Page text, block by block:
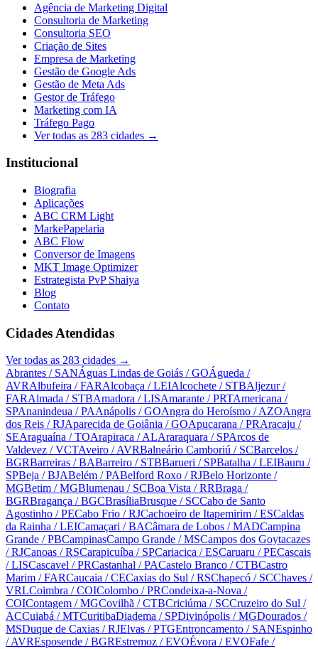
Agência de Marketing Digital
Consultoria de Marketing
Consultoria SEO
Criação de Sites
Empresa de Marketing
Gestão de Google Ads
Gestão de Meta Ads
Gestor de Tráfego
Marketing com IA
Tráfego Pago
Ver todas as 283 cidades →
Institucional
Biografia
Aplicações
ABC CRM Light
MarkePapelaria
ABC Flow
Conversor de Imagens
MKT Image Optimizer
Estrategista PvP Shaiya
Blog
Contato
Cidades Atendidas
Ver todas as 283 cidades →
Abrantes / SANÁguas Lindas de Goiás / GOÁgueda /
AVRAlbufeira / FARAlcobaça / LEIAlcochete / STBAljezur/
FARAlmada / STBAmadora / LISAmarante / PRTAmericana /
SPAnanindeua / PAAnápolis / GOAngra do Heroísmo / AZOAngra
dos Reis / RJAparecida de Goiânia / GOApucarana / PRAracaju /
SEAraguaína / TOArapiraca / ALAraraquara / SPArcos de
Valdevez / VCTAveiro / AVRBalneário Camboriú / SCBarcelos /
BGRBarreiras / BABarreiro / STBBarueri / SPBatalha / LEIBauru /
SPBeja / BJABelém / PABelford Roxo / RJBelo Horizonte /
MGBetim / MGBlumenau / SCBoa Vista / RRBraga /
BGRBragança / BGCBrasíliaBrusque / SCCabo de Santo
Agostinho / PECabo Frio / RJCachoeiro de Itapemirim / ESCaldas
da Rainha / LEICamaçari / BACâmara de Lobos / MADCampina
Grande / PBCampinasCampo Grande / MSCampos dos Goytacazes
/ RJCanoas / RSCarapicuíba / SPCariacica / ESCaruaru / PECascais
/ LISCascavel / PRCastanhal / PACastelo Branco / CTBCastro
Marim / FARCaucaia / CECaxias do Sul / RSChapecó / SCChaves /
VRLCoimbra / COIColombo / PRCondeixa-a-Nova /
COIContagem / MGCovilhã / CTBCriciúma / SCCruzeiro do Sul /
ACCuiabá / MTCuritibaDiadema / SPDivinópolis / MGDourados /
MSDuque de Caxias / RJElvas / PTGEntroncamento / SANEspinho
/ AVREsposende / BGREstremoz / EVOÉvora / EVOFafe /